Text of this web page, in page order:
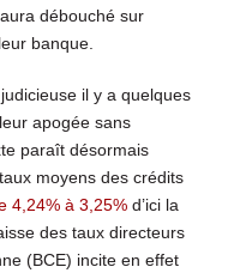
débouché sur
banque.
il y a quelques
apogée sans
paraît désormais
moyens des crédits
4,24% à 3,25% d’ici la
des taux directeurs
(BCE) incite en effet